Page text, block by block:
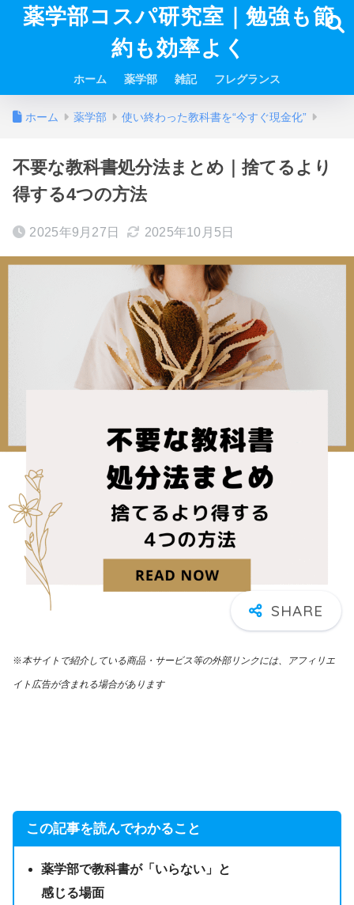
薬学部コスパ研究室｜勉強も節
約も効率よく
ホーム 薬学部 雑記 フレグランス
ホーム 薬学部 使い終わった教科書を“今すぐ現金化”
不要な教科書処分法まとめ｜捨てるより
得する4つの方法
2025年9月27日 2025年10月5日
※本サイトで紹介している商品・サービス等の外部リンクには、アフィリエ
イト広告が含まれる場合があります
この記事を読んでわかること
薬学部で教科書が「いらない」と
感じる場面